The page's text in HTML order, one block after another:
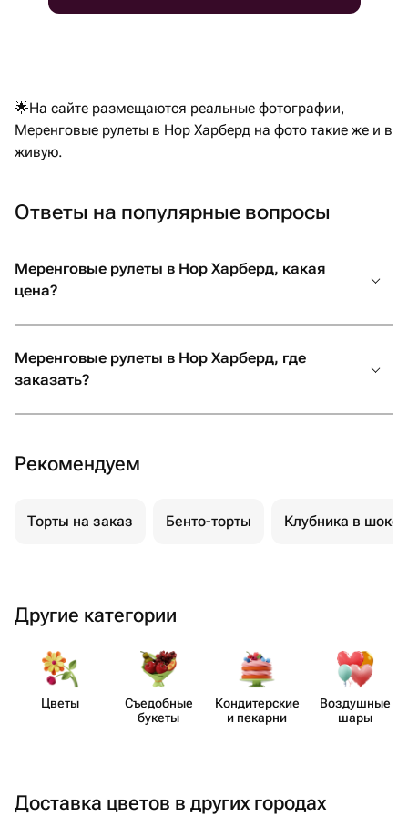
🌟На сайте размещаются реальные фотографии,
Меренговые рулеты в Нор Харберд на фото такие же и в
живую.
Ответы на популярные вопросы
Меренговые рулеты в Нор Харберд, какая
цена?
Меренговые рулеты в Нор Харберд, где
заказать?
Рекомендуем
Торты на заказ Бенто-торты Клубника в
Другие категории
Цветы
Съедобные
букеты
Кондит​ерские
и пекарни
Воздушные
шары
Доставка цветов в других городах